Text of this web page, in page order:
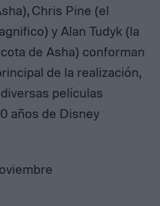
Chris Pine (el
y Alan Tudyk (la
de Asha) conforman
de la realización,
películas
años de Disney